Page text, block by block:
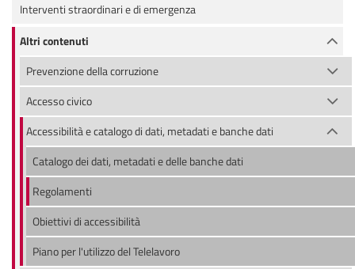
Interventi straordinari e di emergenza
Altri contenuti
Prevenzione della corruzione
Accesso civico
Accessibilità e catalogo di dati, metadati e banche dati
Catalogo dei dati, metadati e delle banche dati
Regolamenti
Obiettivi di accessibilità
Piano per l'utilizzo del Telelavoro